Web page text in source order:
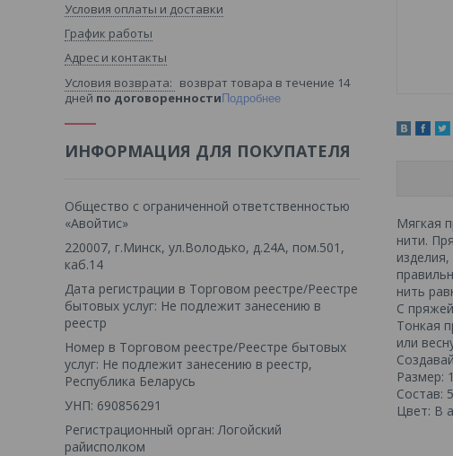
Мягкая
нити.
нить
С
Тонкая
или
Размер:
Состав:
Цвет: В
Условия оплаты и доставки
График работы
Адрес и контакты
возврат товара в течение 14
дней по договоренности Подробнее
ИНФОРМАЦИЯ ДЛЯ ПОКУПАТЕЛЯ
Общество с ограниченной ответственностью
«Авойтис»
220007, г.Минск, ул.Володько, д.24А, пом.501,
каб.14
Дата регистрации в Торговом реестре/Реестре
бытовых услуг: Не подлежит занесению в
реестр
Номер в Торговом реестре/Реестре бытовых
услуг: Не подлежит занесению в реестр,
Республика Беларусь
УНП: 690856291
Регистрационный орган: Логойский
райисполком